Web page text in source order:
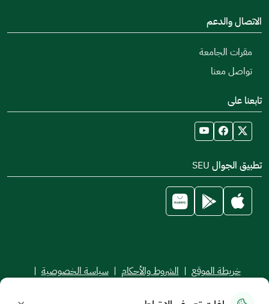
الاتصال والدعم
مقرات الجامعة
تواصل معنا
تابعنا على
تطبيق الجوال SEU
خريطة الموقع | الشروط والأحكام | سياسة الخصوصية |